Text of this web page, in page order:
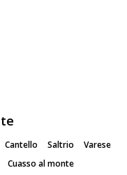
Cantello Saltrio
Varese
Cuasso al monte